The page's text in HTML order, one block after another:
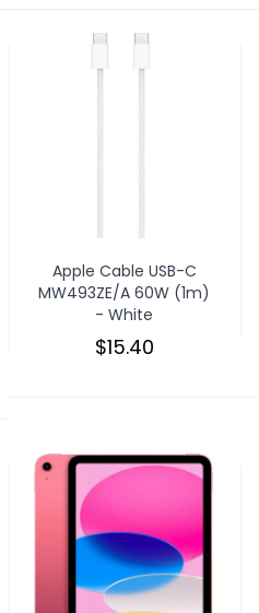
Apple Cable USB-C
MW493ZE/A 60W (1m)
- White
$15.40